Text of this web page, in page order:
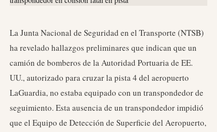
La Junta Nacional de Seguridad en el Transporte (NTSB)
ha revelado hallazgos preliminares que indican que un
camión de bomberos de la Autoridad Portuaria de EE.
UU., autorizado para cruzar la pista 4 del aeropuerto
LaGuardia, no estaba equipado con un transpondedor de
seguimiento. Esta ausencia de un transpondedor impidió
que el Equipo de Detección de Superficie del Aeropuerto,